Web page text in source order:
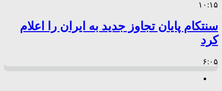
۱۰:۱۵
سنتکام پایان تجاوز جدید به ایران را اعلام
کرد
۶:۰۵